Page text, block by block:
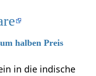
halben Preis
in die indische